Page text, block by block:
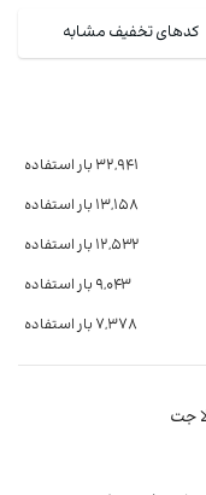
کدهای تخفیف مشابه
32,941 بار استفاده
13,158 بار استفاده
12,532 بار استفاده
9,043 بار استفاده
7,378 بار استفاده